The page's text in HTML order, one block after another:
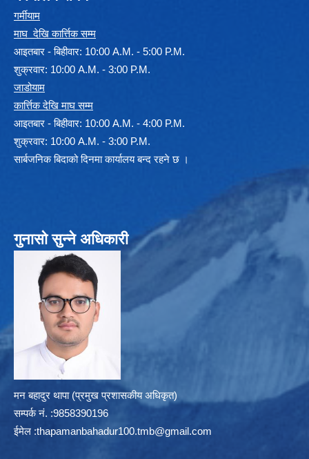
गर्मीयाम
माघ देखि कार्त्तिक सम्म
आइतबार - बिहीवार: 10:00 A.M. - 5:00 P.M.
शुक्रवार: 10:00 A.M. - 3:00 P.M.
जाडोयाम
कार्त्तिक देखि माघ सम्म
आइतबार - बिहीवार: 10:00 A.M. - 4:00 P.M.
शुक्रवार: 10:00 A.M. - 3:00 P.M.
सार्बजनिक बिदाको दिनमा कार्यालय बन्द रहने छ ।
गुनासो सुन्ने अधिकारी
मन बहादुर थापा (प्रमुख प्रशासकीय अधिकृत)
सम्पर्क न‌ं. :9858390196
ईमेल :thapamanbahadur100.tmb@gmail.com